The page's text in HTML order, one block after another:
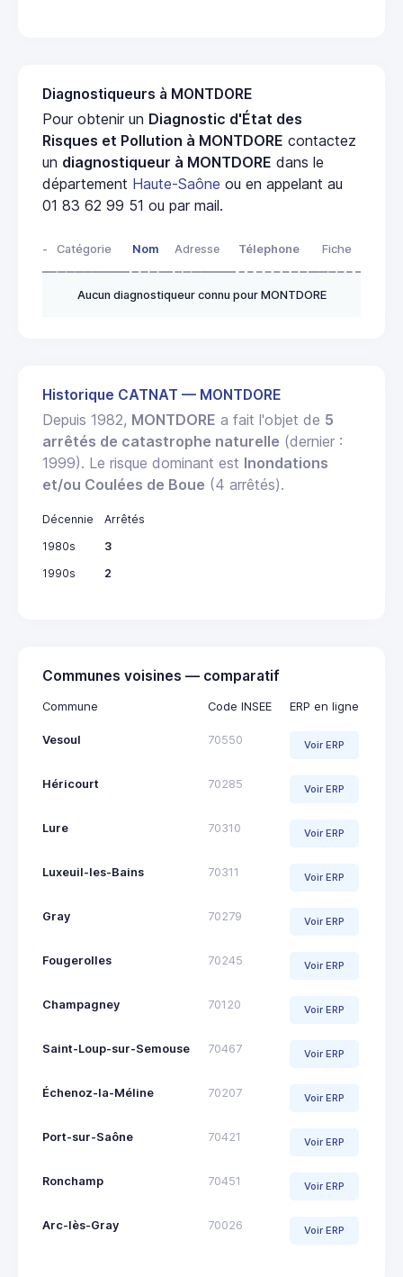
Diagnostiqueurs à MONTDORE
Pour obtenir un Diagnostic d'État des
Risques et Pollution à MONTDORE contactez
un diagnostiqueur à MONTDORE dans le
département Haute-Saône ou en appelant au
01 83 62 99 51 ou par mail.
- Catégorie Nom Adresse Télephone Fiche
Aucun diagnostiqueur connu pour MONTDORE
Historique CATNAT — MONTDORE
Depuis 1982, MONTDORE a fait l'objet de 5
arrêtés de catastrophe naturelle (dernier :
1999). Le risque dominant est Inondations
et/ou Coulées de Boue (4 arrêtés).
Décennie
Arrêtés
1980s
3
1990s
2
Communes voisines — comparatif
Commune Code INSEE ERP en ligne
Vesoul 70550 Voir ERP
Héricourt 70285 Voir ERP
Lure 70310 Voir ERP
Luxeuil-les-Bains 70311 Voir ERP
Gray 70279 Voir ERP
Fougerolles 70245 Voir ERP
Champagney 70120 Voir ERP
Saint-Loup-sur-Semouse 70467 Voir ERP
Échenoz-la-Méline 70207 Voir ERP
Port-sur-Saône 70421 Voir ERP
Ronchamp 70451 Voir ERP
Arc-lès-Gray 70026 Voir ERP